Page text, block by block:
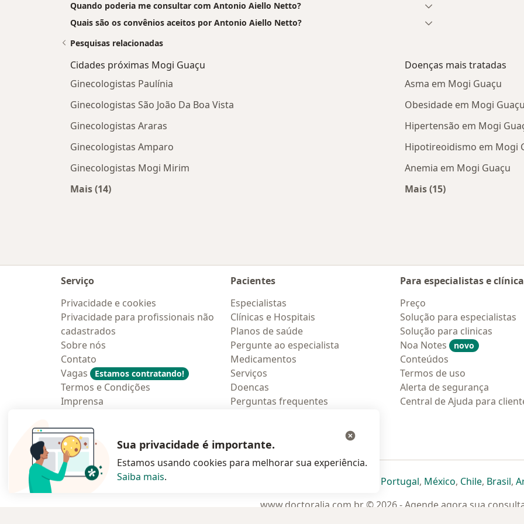
Quando poderia me consultar com Antonio Aiello Netto?
Quais são os convênios aceitos por Antonio Aiello Netto?
Pesquisas relacionadas
Cidades próximas Mogi Guaçu
Ginecologistas Paulínia
Ginecologistas São João Da Boa Vista
Ginecologistas Araras
Ginecologistas Amparo
Ginecologistas Mogi Mirim
Mais (14)
Doenças mais tratadas
Asma em Mogi Guaçu
Obesidade em Mogi Guaçu
Hipertensão em Mogi
Hipotireoidismo em Mogi
Anemia em Mogi Guaçu
Mais (15)
Serviço
Privacidade e cookies
Privacidade para profissionais não
cadastrados
Sobre nós
Contato
Vagas
Estamos contratando!
Termos e Condições
Imprensa
Pacientes
Especialistas
Clínicas e Hospitais
Planos de saúde
Pergunte ao especialista
Medicamentos
Serviços
Doencas
Perguntas frequentes
Para especialistas e
Preço
Solução para especialistas
Solução para clinicas
Noa Notes
novo
Conteúdos
Termos de uso
Alerta de segurança
Central de Ajuda para
Polska abre num novo separadorabre num novo separador
abre num novo separador
Portugalabre num novo
, Méxicoabre num
, Chileabre
, Brasil,
www.doctoralia.com.br © 2026 - Agende agora sua
Sua privacidade é importante.
Estamos usando cookies para melhorar sua experiência.
Saiba mais.